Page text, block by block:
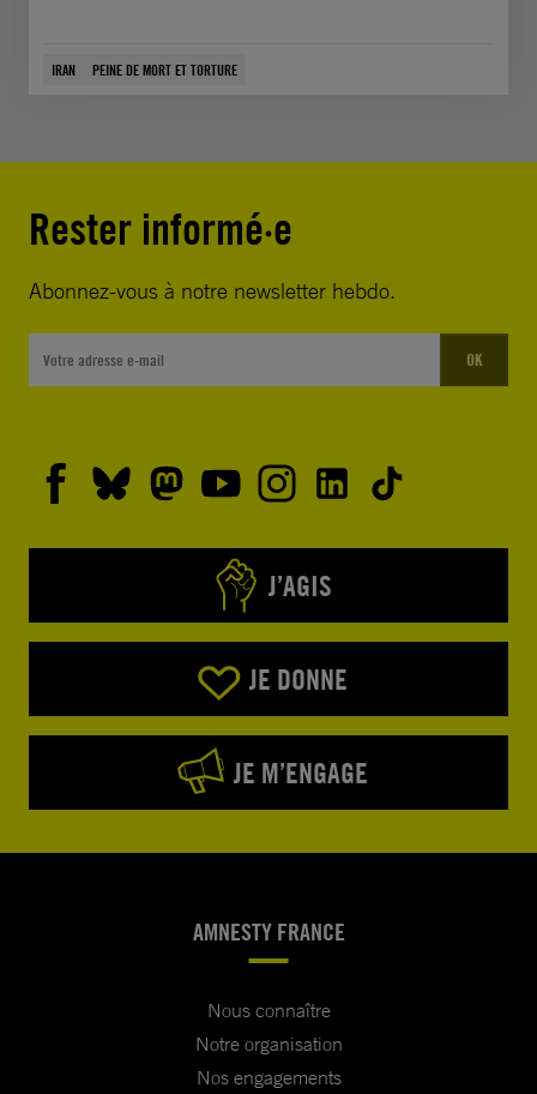
IRAN PEINE DE MORT ET TORTURE
Rester informé·e
Abonnez-vous à notre newsletter hebdo.
OK
J’AGIS
JE DONNE
JE M’ENGAGE
AMNESTY FRANCE
Nous connaître
Notre organisation
Nos engagements